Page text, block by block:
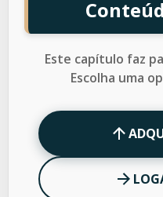
Este capítulo faz
Escolha uma